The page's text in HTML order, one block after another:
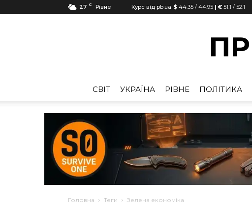
27 C Рівне Курс від pb.ua: $ 44.35 / 44.95 | € 51.1 / 52.1
CВІТ УКРАЇНА РІВНЕ ПОЛІТИКА
Головна Теги Зелена економіка